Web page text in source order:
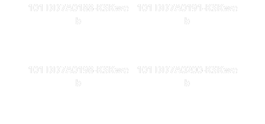
101 DD7A0188-KSKwe
b
101 DD7A0191-KSKwe
b
101 DD7A0198-KSKwe
b
101 DD7A0200-KSKwe
b